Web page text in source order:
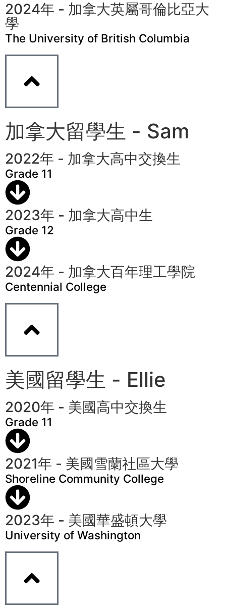
2024年 - 加拿大英屬哥倫比亞大
學
The University of British Columbia
加拿大留學生 - Sam
2022年 - 加拿大高中交換生
Grade 11
2023年 - 加拿大高中生
Grade 12
2024年 - 加拿大百年理工學院
Centennial College
美國留學生 - Ellie
2020年 - 美國高中交換生
Grade 11
2021年 - 美國雪蘭社區大學
Shoreline Community College
2023年 - 美國華盛頓大學
University of Washington